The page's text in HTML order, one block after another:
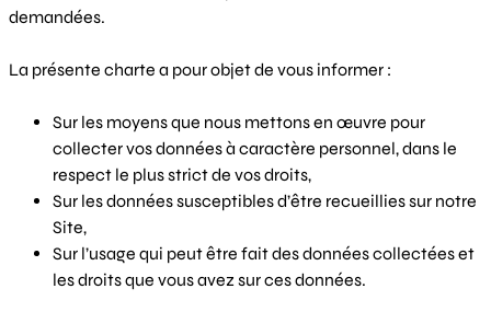
demandées.
La présente charte a pour objet de vous informer :
Sur les moyens que nous mettons en œuvre pour
collecter vos données à caractère personnel, dans le
respect le plus strict de vos droits,
Sur les données susceptibles d’être recueillies sur notre
Site,
Sur l’usage qui peut être fait des données collectées et
les droits que vous avez sur ces données.